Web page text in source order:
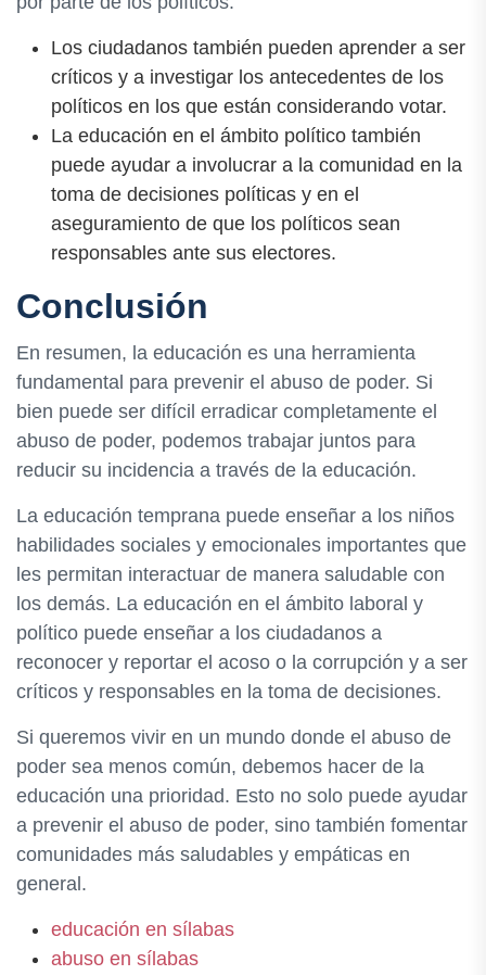
Los ciudadanos también pueden aprender a ser
críticos y a investigar los antecedentes de los
políticos en los que están considerando votar.
La educación en el ámbito político también
puede ayudar a involucrar a la comunidad en la
toma de decisiones políticas y en el
aseguramiento de que los políticos sean
responsables ante sus electores.
Conclusión
En resumen, la educación es una herramienta
fundamental para prevenir el abuso de poder. Si
bien puede ser difícil erradicar completamente el
abuso de poder, podemos trabajar juntos para
reducir su incidencia a través de la educación.
La educación temprana puede enseñar a los niños
habilidades sociales y emocionales importantes que
les permitan interactuar de manera saludable con
los demás. La educación en el ámbito laboral y
político puede enseñar a los ciudadanos a
reconocer y reportar el acoso o la corrupción y a ser
críticos y responsables en la toma de decisiones.
Si queremos vivir en un mundo donde el abuso de
poder sea menos común, debemos hacer de la
educación una prioridad. Esto no solo puede ayudar
a prevenir el abuso de poder, sino también fomentar
comunidades más saludables y empáticas en
general.
educación en sílabas
abuso en sílabas